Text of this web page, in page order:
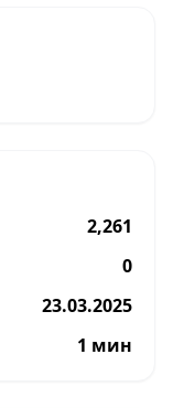
2,261
0
23.03.2025
1 мин